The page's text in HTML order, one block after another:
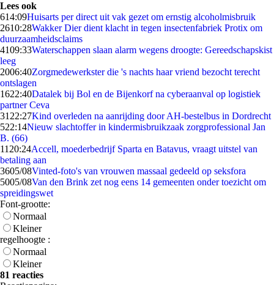
Lees ook
614:09Huisarts per direct uit vak gezet om ernstig alcoholmisbruik
2610:28Wakker Dier dient klacht in tegen insectenfabriek Protix om
duurzaamheidsclaims
4109:33Waterschappen slaan alarm wegens droogte: Gereedschapskist
leeg
2006:40Zorgmedewerkster die 's nachts haar vriend bezocht terecht
ontslagen
1622:40Datalek bij Bol en de Bijenkorf na cyberaanval op logistiek
partner Ceva
31 22:27Kind overleden na aanrijding door AH-bestelbus in Dordrecht
522:14Nieuw slachtoffer in kindermisbruikzaak zorgprofessional Jan
B. (66)
11 20:24Accell, moederbedrijf Sparta en Batavus, vraagt uitstel van
betaling aan
3605/08Vinted-foto's van vrouwen massaal gedeeld op seksfora
5005/08Van den Brink zet nog eens 14 gemeenten onder toezicht om
spreidingswet
Font-grootte:
Normaal
Kleiner
regelhoogte :
Normaal
Kleiner
81 reacties